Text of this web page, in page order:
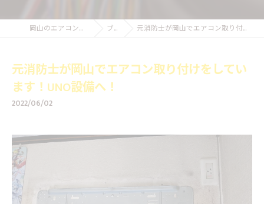
岡山のエアコン工事ならUNO設備 ブログ 元消防士が岡山でエアコン取り付けをしています！UNO設備へ！
元消防士が岡山でエアコン取り付けをしてい
ます！UNO設備へ！
2022/06/02